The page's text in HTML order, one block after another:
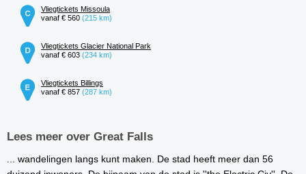
Vliegtickets Missoula
vanaf € 560 (215 km)
Vliegtickets Glacier National Park
vanaf € 603 (234 km)
Vliegtickets Billings
vanaf € 857 (287 km)
Lees meer over Great Falls
... wandelingen langs kunt maken. De stad heeft meer dan 56